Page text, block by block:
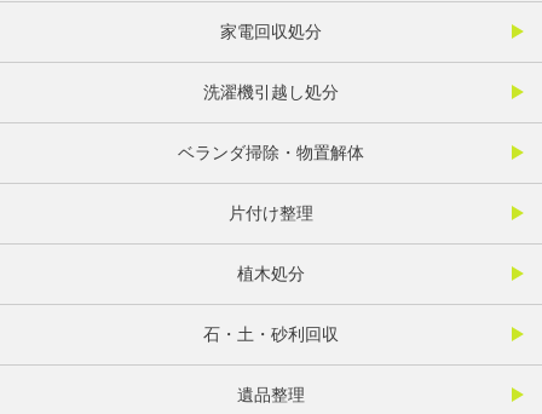
家電回収処分
洗濯機引越し処分
ベランダ掃除・物置解体
片付け整理
植木処分
石・土・砂利回収
遺品整理